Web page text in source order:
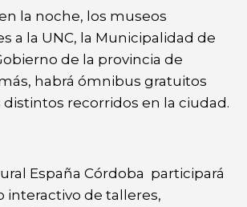
la noche, los museos
a la UNC, la Municipalidad de
de la provincia de
habrá ómnibus gratuitos
distintos recorridos en la ciudad.
España Córdoba participará
interactivo de talleres,